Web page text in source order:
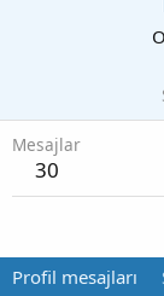
Mesajlar
30
Profil mesajları